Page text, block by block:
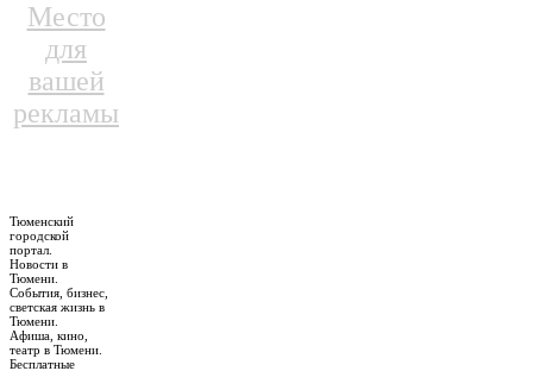
Место
для
вашей
рекламы
Тюменский
городской
портал.
Новости в
Тюмени.
События, бизнес,
светская жизнь в
Тюмени.
Афиша, кино,
театр в Тюмени.
Бесплатные